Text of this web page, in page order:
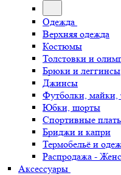
Одежда
Верхняя одежда
Костюмы
Толстовки и
Брюки и леггинсы
Джинсы
Футболки, майки,
Юбки, шорты
Спортивные
Бриджи и капри
Термобельё и
Распродажа -
Аксессуары